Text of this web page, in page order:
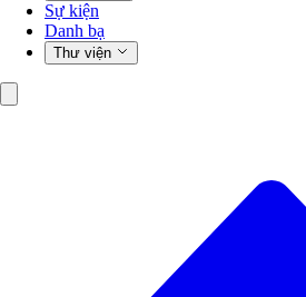
Sự kiện
Danh bạ
Thư viện